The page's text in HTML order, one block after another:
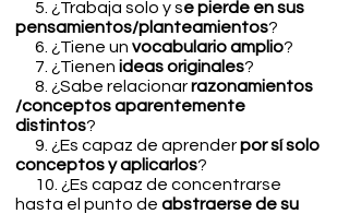
5. ¿Trabaja solo y se pierde en sus
pensamientos/planteamientos?
6. ¿Tiene un vocabulario amplio?
7. ¿Tienen ideas originales?
8. ¿Sabe relacionarrazonamientos
/conceptos aparentemente
distintos?
9. ¿Es capaz de aprenderpor sí solo
conceptos y aplicarlos?
10. ¿Es capaz de concentrarse
hasta el punto de abstraerse de su